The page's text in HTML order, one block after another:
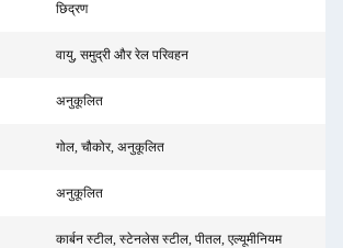
छिद्रण
वायु, समुद्री और रेल परिवहन
अनुकूलित
गोल, चौकोर, अनुकूलित
अनुकूलित
कार्बन स्टील, स्टेनलेस स्टील, पीतल, एल्यूमीनियम